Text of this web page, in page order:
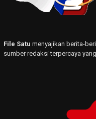
File Satu menyajikan berita-
sumber redaksi terpercaya